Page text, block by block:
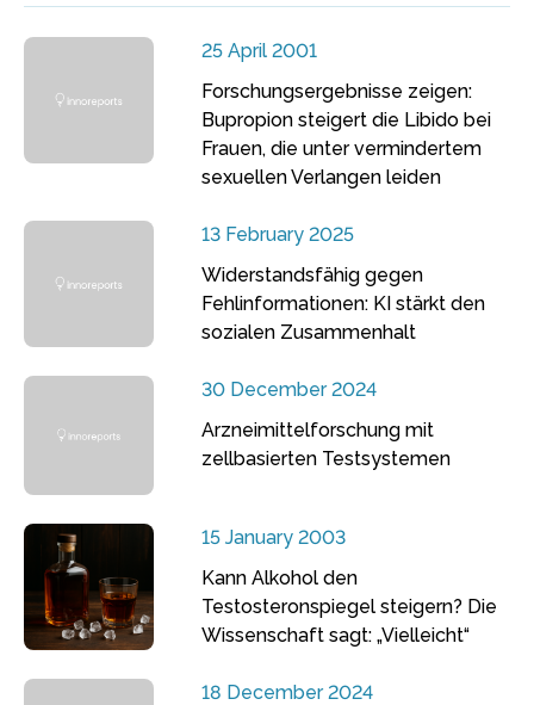
25 April 2001
Forschungsergebnisse zeigen:
Bupropion steigert die Libido bei
Frauen, die unter vermindertem
sexuellen Verlangen leiden
13 February 2025
Widerstandsfähig gegen
Fehlinformationen: KI stärkt den
sozialen Zusammenhalt
30 December 2024
Arzneimittelforschung mit
zellbasierten Testsystemen
15 January 2003
Kann Alkohol den
Testosteronspiegel steigern? Die
Wissenschaft sagt: „Vielleicht“
18 December 2024